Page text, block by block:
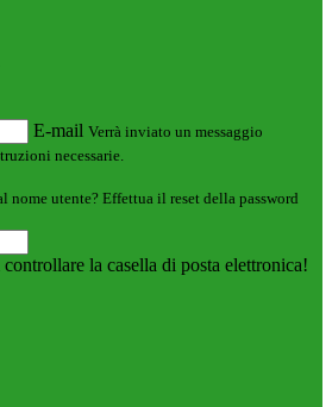
E-mail Verrà inviato un messaggio
necessarie.
nome utente? Effettua il reset della password
la casella di posta elettronica!